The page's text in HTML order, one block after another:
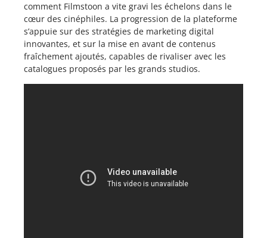
comment Filmstoon a vite gravi les échelons dans le
cœur des cinéphiles. La progression de la plateforme
s’appuie sur des stratégies de marketing digital
innovantes, et sur la mise en avant de contenus
fraîchement ajoutés, capables de rivaliser avec les
catalogues proposés par les grands studios.